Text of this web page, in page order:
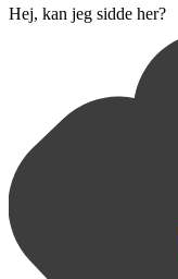
Hej, kan jeg sidde her?